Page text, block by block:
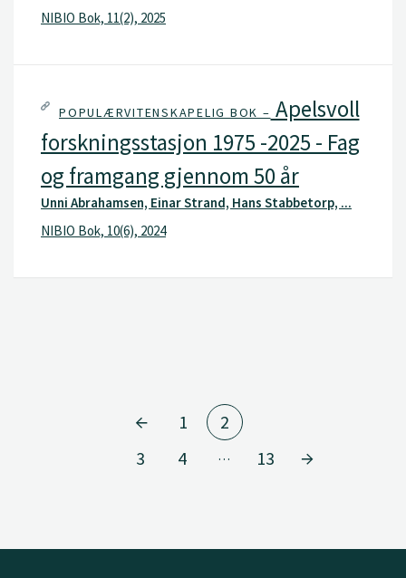
NIBIO Bok, 11(2), 2025
POPULÆRVITENSKAPELIG BOK – Apelsvoll
forskningsstasjon 1975 -2025 - Fag
og framgang gjennom 50 år
Unni Abrahamsen, Einar Strand, Hans Stabbetorp, ...
NIBIO Bok, 10(6), 2024
1
2
3
4 … 13